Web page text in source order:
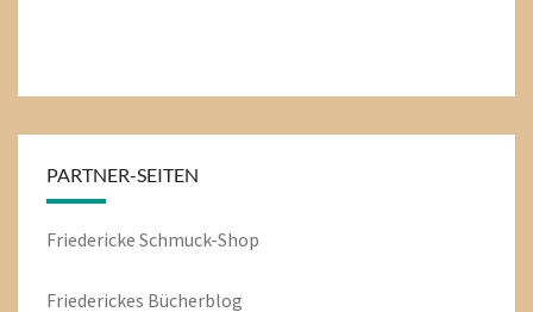
PARTNER-SEITEN
Friedericke Schmuck-Shop
Friederickes Bücherblog